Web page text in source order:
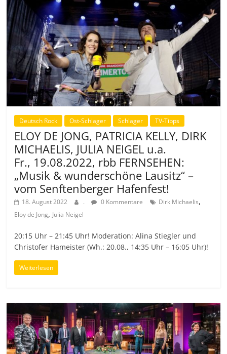
Deutsch Rock Ost-Schlager Schlager TV-Tipps
ELOY DE JONG, PATRICIA KELLY, DIRK
MICHAELIS, JULIA NEIGEL u.a.
Fr., 19.08.2022, rbb FERNSEHEN:
„Musik & wunderschöne Lausitz“ –
vom Senftenberger Hafenfest!
18. August 2022 . 0 Kommentare Dirk Michaelis,
Eloy de Jong, Julia Neigel
20:15 Uhr – 21:45 Uhr! Moderation: Alina Stiegler und
Christofer Hameister (Wh.: 20.08., 14:35 Uhr – 16:05 Uhr)!
Weiterlesen